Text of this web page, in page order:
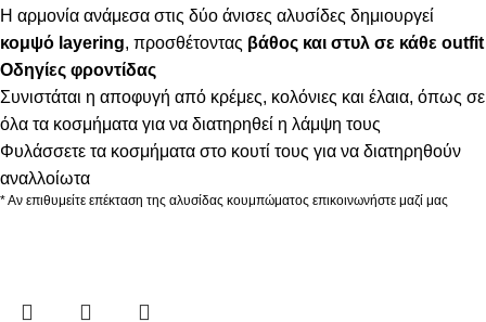
Η αρμονία ανάμεσα στις δύο άνισες αλυσίδες δημιουργεί
κομψό layering, προσθέτοντας βάθος και στυλ σε κάθε outfit
Οδηγίες φροντίδας
Συνιστάται η αποφυγή από κρέμες, κολόνιες και έλαια, όπως σε
όλα τα κοσμήματα για να διατηρηθεί η λάμψη τους
Φυλάσσετε τα κοσμήματα στο κουτί τους για να διατηρηθούν
αναλλοίωτα
* Αν επιθυμείτε επέκταση της αλυσίδας κουμπώματος επικοινωνήστε μαζί μας